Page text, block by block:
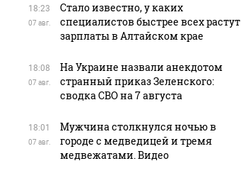
08 августа, 6:26
Выходные в
Алтайском
крае
начнутся с
дождей:
прогноз
07 августа, 23:32
57-летний
главный
тренер
сборной
Валерий
Карпин в
18:23
07 авг.
Стало известно, у каких
специалистов быстрее всех растут
зарплаты в Алтайском крае
18:08
07 авг.
На Украине назвали анекдотом
странный приказ Зеленского:
сводка СВО на 7 августа
18:01
07 авг.
Мужчина столкнулся ночью в
городе с медведицей и тремя
медвежатами. Видео